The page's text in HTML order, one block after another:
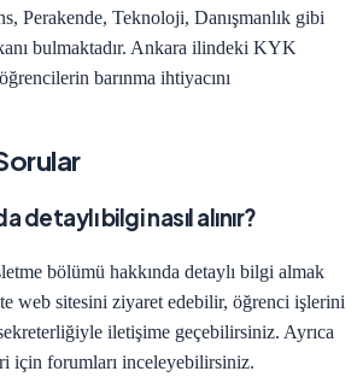
Perakende, Teknoloji, Danışmanlık gibi
bulmaktadır. Ankara ilindeki KYK
barınma ihtiyacını
detaylı bilgi nasıl alınır?
bölümü hakkında detaylı bilgi almak
web sitesini ziyaret edebilir, öğrenci işlerini
iletişime geçebilirsiniz. Ayrıca
için forumları inceleyebilirsiniz.